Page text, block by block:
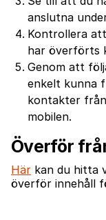
anslutna
Kontrollera
har överförts
Genom att
enkelt kunna
kontakter
mobilen.
Överför
Här kan du hitta
överför innehåll